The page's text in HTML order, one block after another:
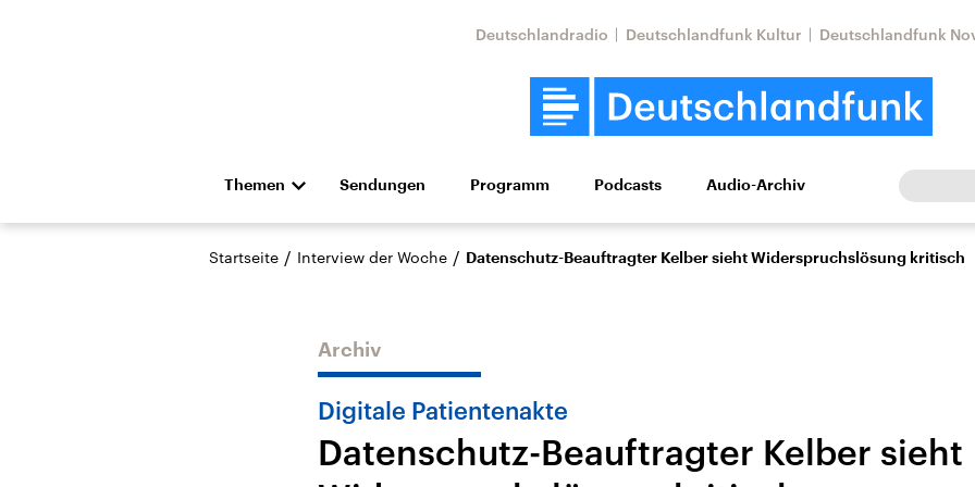
Deutschlandradio Deutschlandfunk Kultur Deutschlandfunk
Themen
Die Nachrichten Politik Wirtschaft Wissen Kultur Europa
Hörspiel und Feature Musik
Landtagswahl Sachsen-
USA
Nahostkonflikt
Aktuelle Lage und
Iran
Sendungen Programm Podcasts Audio-Archiv
Startseite / Interview der Woche / Datenschutz-Beauftragter Kelber sieht Widerspruchslösung kritisch
Archiv
Digitale Patientenakte
Datenschutz-Beauftragter Kelber sieht